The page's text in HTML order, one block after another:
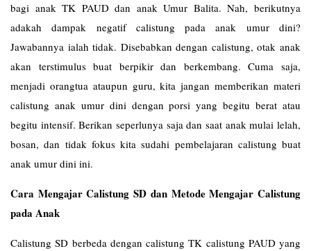
bagi anak TK PAUD dan anak Umur Balita. Nah, berikutnya
adakah dampak negatif calistung pada anak umur dini?
Jawabannya ialah tidak. Disebabkan dengan calistung, otak anak
akan terstimulus buat berpikir dan berkembang. Cuma saja,
menjadi orangtua ataupun guru, kita jangan memberikan materi
calistung anak umur dini dengan porsi yang begitu berat atau
begitu intensif. Berikan seperlunya saja dan saat anak mulai lelah,
bosan, dan tidak fokus kita sudahi pembelajaran calistung buat
anak umur dini ini.
Cara Mengajar Calistung SD dan Metode Mengajar Calistung
pada Anak
Calistung SD berbeda dengan calistung TK calistung PAUD yang